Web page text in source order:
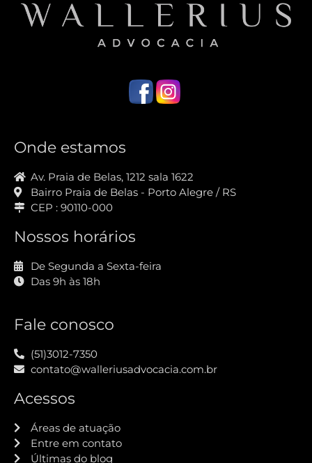
Onde estamos
Av. Praia de Belas, 1212 sala 1622
Bairro Praia de Belas - Porto Alegre / RS
CEP : 90110-000
Nossos horários
De Segunda a Sexta-feira
Das 9h às 18h
Fale conosco
(51)3012-7350
contato@walleriusadvocacia.com.br
Acessos
Áreas de atuação
Entre em contato
Últimas do blog